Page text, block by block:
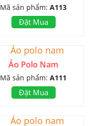
Mã sản phẩm: A113
Đặt Mua
Áo Polo Nam
Mã sản phẩm: A111
Đặt Mua